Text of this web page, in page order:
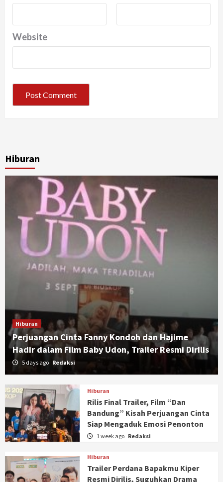
Website
Hiburan
Hiburan
Perjuangan Cinta Fanny Kondoh dan Hajime
Hadir dalam Film Baby Udon, Trailer Resmi Dirilis
5 days ago Redaksi
Hiburan
Rilis Final Trailer, Film “Dan
Bandung” Kisah Perjuangan Cinta
Siap Mengaduk Emosi Penonton
1 week ago Redaksi
Hiburan
Trailer Perdana Bapakmu Kiper
Resmi Dirilis, Suguhkan Drama